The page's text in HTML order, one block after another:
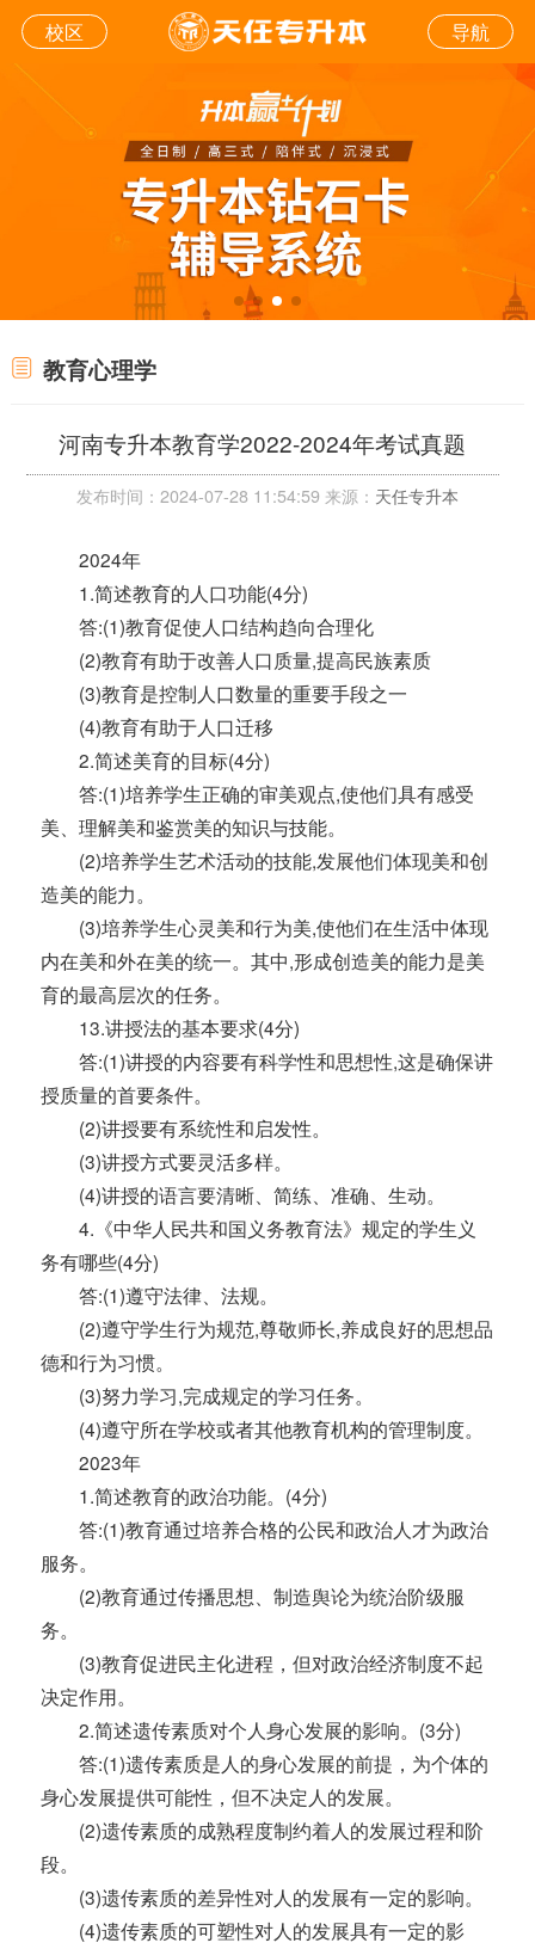
校区 导航
教育心理学
河南专升本教育学2022-2024年考试真题
发布时间：2024-07-28 11:54:59 来源： 天任专升本
2024年
1.简述教育的人口功能(4分)
答:(1)教育促使人口结构趋向合理化
(2)教育有助于改善人口质量,提高民族素质
(3)教育是控制人口数量的重要手段之一
(4)教育有助于人口迁移
2.简述美育的目标(4分)
答:(1)培养学生正确的审美观点,使他们具有感受
美、理解美和鉴赏美的知识与技能。
(2)培养学生艺术活动的技能,发展他们体现美和创
造美的能力。
(3)培养学生心灵美和行为美,使他们在生活中体现
内在美和外在美的统一。其中,形成创造美的能力是美
育的最高层次的任务。
13.讲授法的基本要求(4分)
答:(1)讲授的内容要有科学性和思想性,这是确保讲
授质量的首要条件。
(2)讲授要有系统性和启发性。
(3)讲授方式要灵活多样。
(4)讲授的语言要清晰、简练、准确、生动。
4.《中华人民共和国义务教育法》规定的学生义
务有哪些(4分)
答:(1)遵守法律、法规。
(2)遵守学生行为规范,尊敬师长,养成良好的思想品
德和行为习惯。
(3)努力学习,完成规定的学习任务。
(4)遵守所在学校或者其他教育机构的管理制度。
2023年
1.简述教育的政治功能。(4分)
答:(1)教育通过培养合格的公民和政治人才为政治
服务。
(2)教育通过传播思想、制造舆论为统治阶级服
务。
(3)教育促进民主化进程，但对政治经济制度不起
决定作用。
2.简述遗传素质对个人身心发展的影响。(3分)
答:(1)遗传素质是人的身心发展的前提，为个体的
身心发展提供可能性，但不决定人的发展。
(2)遗传素质的成熟程度制约着人的发展过程和阶
段。
(3)遗传素质的差异性对人的发展有一定的影响。
(4)遗传素质的可塑性对人的发展具有一定的影